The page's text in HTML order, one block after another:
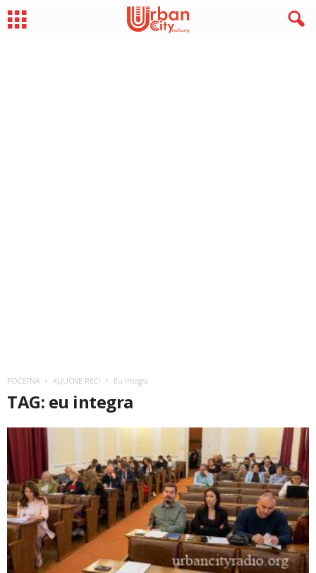
POČETNA KLJUČNE REČI Eu integra
TAG: eu integra